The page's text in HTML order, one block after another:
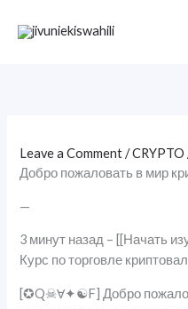
Leave a Comment /CRYPTO
Добро пожаловать в мир
—
3 минут назад – [[Начать
Курс по торговле
[✪Q☠Ɐ✦☯F] Добро